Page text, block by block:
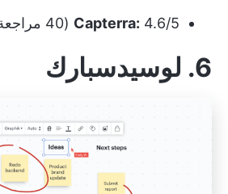
Capterra: 4.6/5 (40 مراجعة)
6. لوسيدسبارك